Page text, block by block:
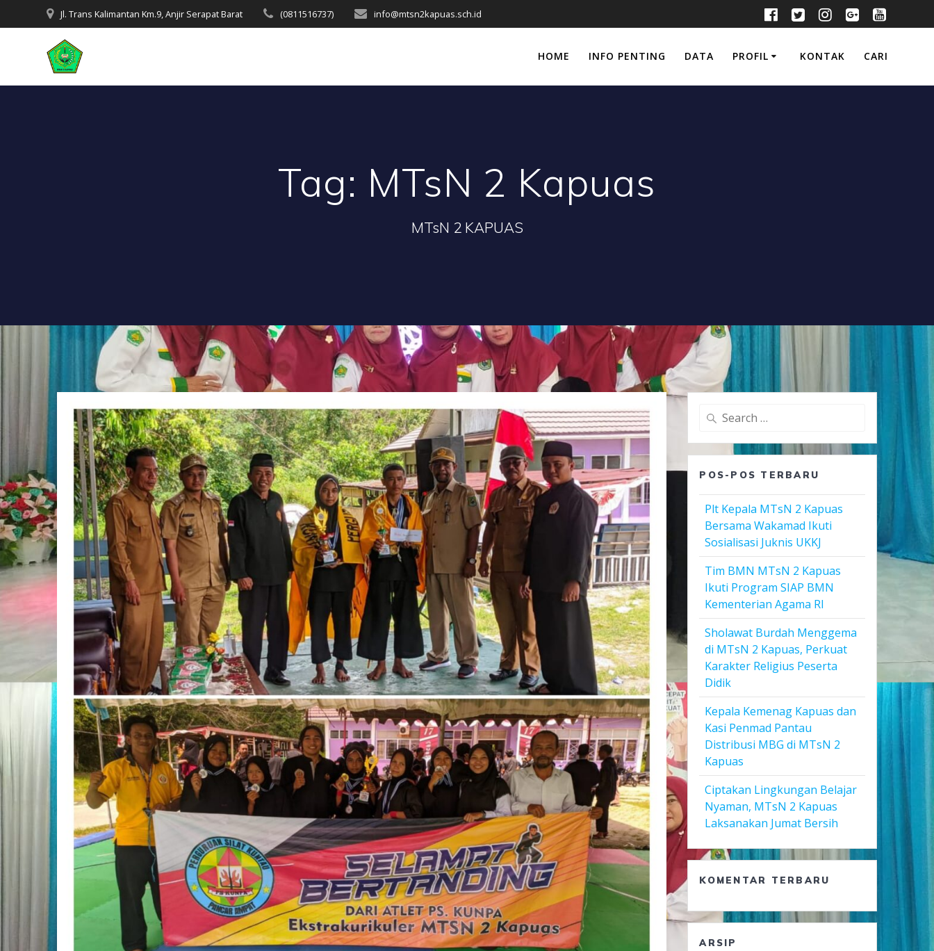
to
Jl. Trans Kalimantan Km.9, Anjir Serapat Barat (0811516737) info@mtsn2kapuas.sch.id
HOME INFO PENTING DATA PROFIL KONTAK CARI
Tag: MTsN 2 Kapuas
MTsN 2 KAPUAS
Search
POS-POS TERBARU
Plt Kepala MTsN 2 Kapuas
Bersama Wakamad Ikuti
Sosialisasi Juknis UKKJ
Tim BMN MTsN 2 Kapuas
Ikuti Program SIAP BMN
Kementerian Agama RI
Sholawat Burdah Menggema
di MTsN 2 Kapuas, Perkuat
Karakter Religius Peserta
Didik
Kepala Kemenag Kapuas dan
Kasi Penmad Pantau
Distribusi MBG di MTsN 2
Kapuas
Ciptakan Lingkungan Belajar
Nyaman, MTsN 2 Kapuas
Laksanakan Jumat Bersih
KOMENTAR TERBARU
ARSIP